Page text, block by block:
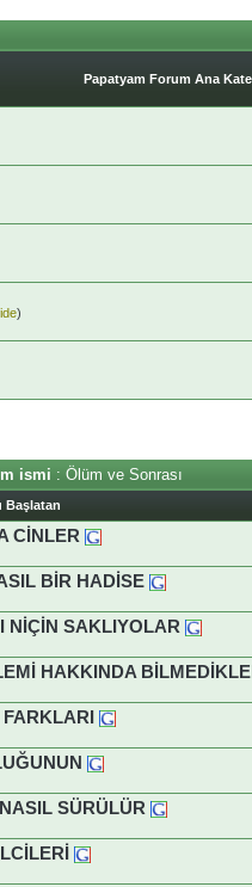
Papatyam Forum Ana
)
ismi : Ölüm ve Sonrası
Başlatan
CİNLER
BİR HADİSE
NİÇİN SAKLIYOLAR
HAKKINDA
SÜRÜLÜR